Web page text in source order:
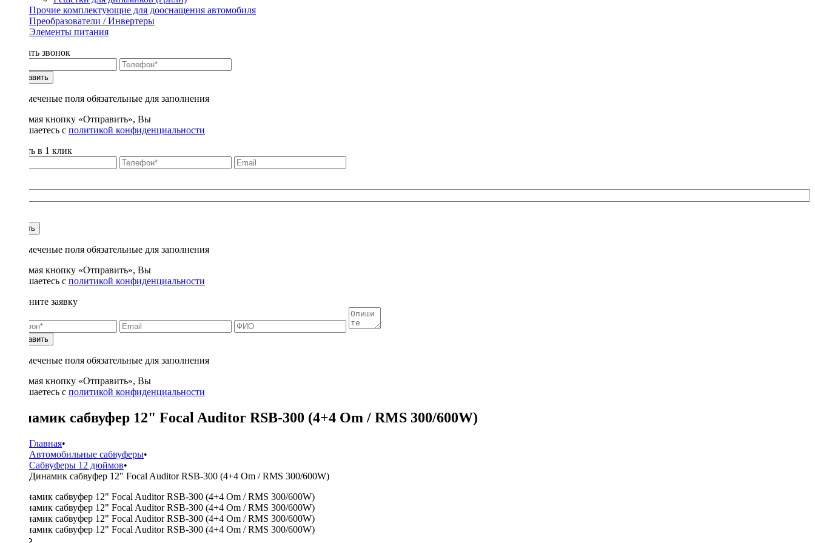
Прочие комплектующие для дооснащения автомобиля
Преобразователи / Инвертеры
Элементы питания
Заказать звонок
Отправить
* - отмеченые поля обязательные для заполнения
Нажимая кнопку «Отправить», Вы
соглашаетесь с политикой конфиденциальности
Купить в 1 клик
Купить
* - отмеченые поля обязательные для заполнения
Нажимая кнопку «Отправить», Вы
соглашаетесь с политикой конфиденциальности
Заполните заявку
Отправить
* - отмеченые поля обязательные для заполнения
Нажимая кнопку «Отправить», Вы
соглашаетесь с политикой конфиденциальности
Динамик сабвуфер 12" Focal Auditor RSB-300 (4+4 Om / RMS 300/600W)
Главная•
Автомобильные сабвуферы•
Сабвуферы 12 дюймов•
Динамик сабвуфер 12" Focal Auditor RSB-300 (4+4 Om / RMS 300/600W)